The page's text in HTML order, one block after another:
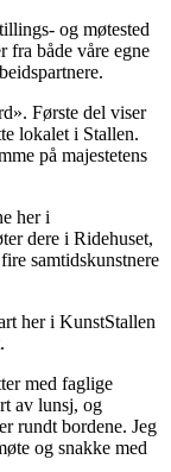
og møtested
fra både våre egne
Første del viser
lokalet i Stallen.
på majestetens
her i
dere i Ridehuset,
samtidskunstnere
her i KunstStallen
med faglige
av lunsj, og
rundt bordene. Jeg
og snakke med